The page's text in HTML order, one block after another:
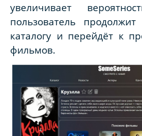
увеличивает
пользователь
каталогу и перейдёт к
фильмов.